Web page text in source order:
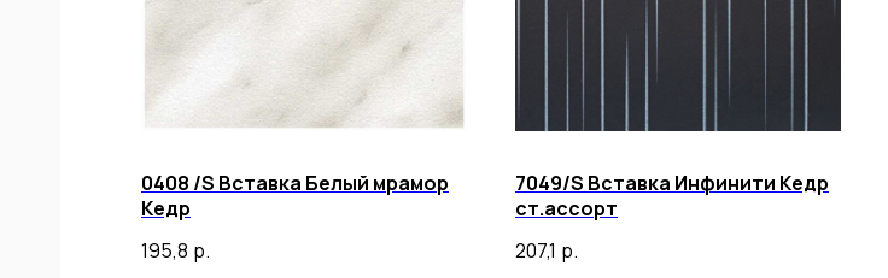
0408 /S Вставка Белый мрамор
Кедр
195,8 р.
7049/S Вставка Инфинити Кедр
ст.ассорт
207,1 р.